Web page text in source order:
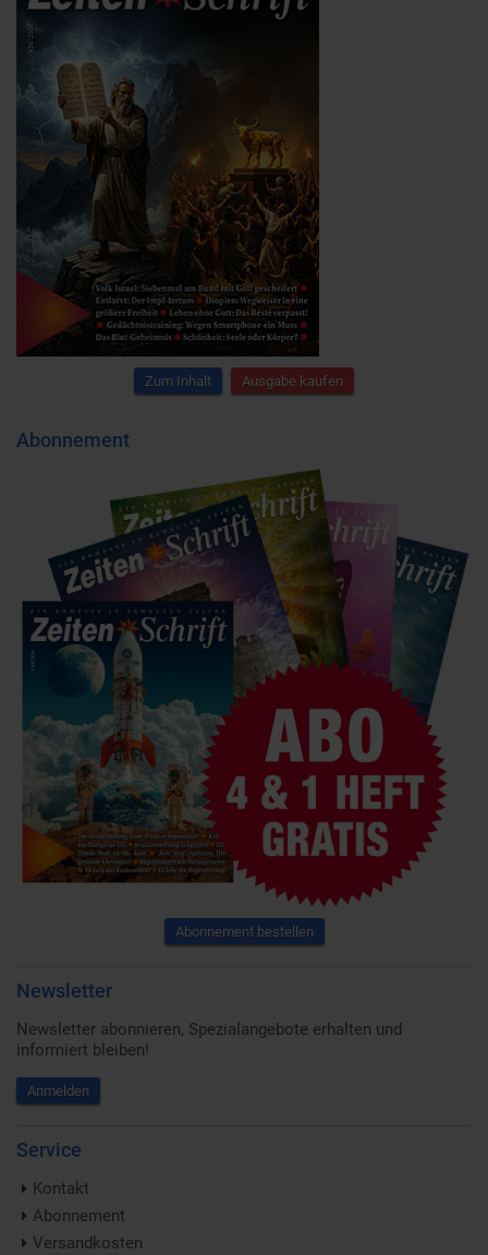
Zum Inhalt Ausgabe kaufen
Abonnement
Abonnement bestellen
Newsletter
Newsletter abonnieren, Spezialangebote erhalten und
informiert bleiben!
Anmelden
Service
Kontakt
Abonnement
Versandkosten